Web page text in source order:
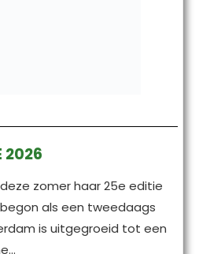
2026
zomer haar 25e editie
begon als een tweedaags
is uitgegroeid tot een